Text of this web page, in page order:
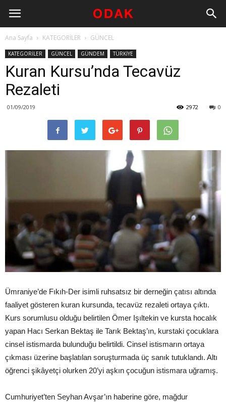
Ana Sayfa KATEGORİLER GÜNCEL
KATEGORİLER GÜNCEL GÜNDEM TÜRKİYE
Kuran Kursu’nda Tecavüz
Rezaleti
01/09/2019 0
2972
Ümraniye’de Fıkıh-Der isimli ruhsatsız bir derneğin çatısı altında
faaliyet gösteren kuran kursunda, tecavüz rezaleti ortaya çıktı.
Kurs sorumlusu olduğu belirtilen Ömer Işıltekin ve kursta hocalık
yapan Hacı Serkan Bektaş ile Tarık Bektaş’ın, kurstaki çocuklara
cinsel istismarda bulunduğu belirtildi. Cinsel istismarın ortaya
çıkması üzerine başlatılan soruşturmada üç sanık tutuklandı. Altı
öğrenci şikâyetçi olurken 20’yi aşkın çocuğun istismara uğramış.
Cumhuriyet’ten Seyhan Avşar’ın haberine göre, mağdur